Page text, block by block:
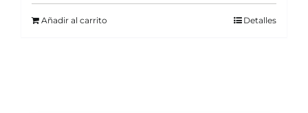
Añadir al carrito Detalles